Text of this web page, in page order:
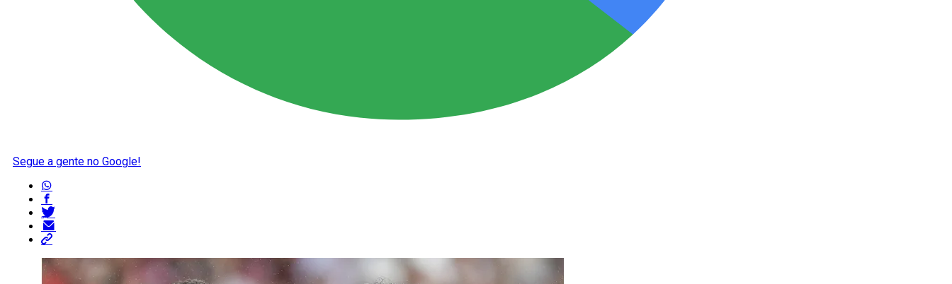
Segue a gente no Google!